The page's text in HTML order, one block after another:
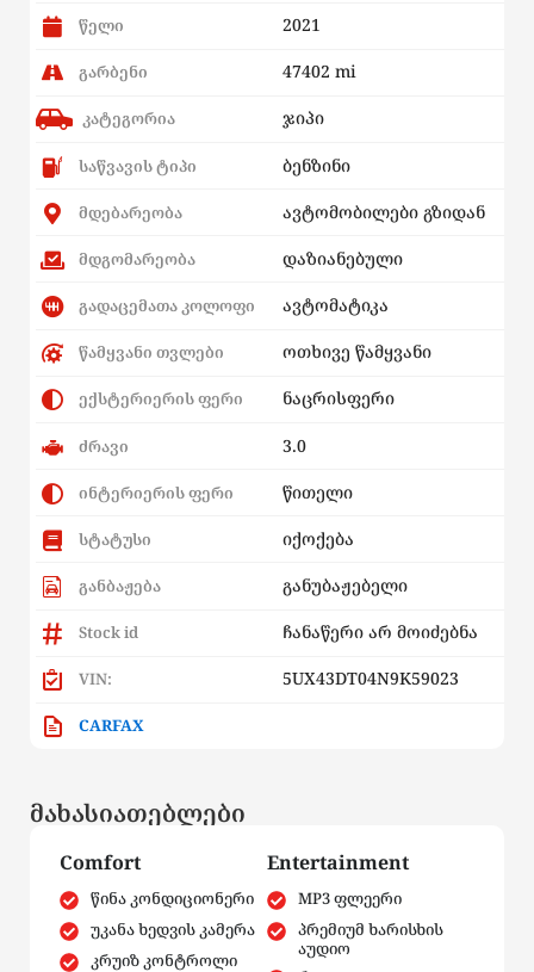
წელი 2021
გარბენი 47402 mi
კატეგორია ჯიპი
საწვავის ტიპი ბენზინი
მდებარეობა ავტომობილები გზიდან
მდგომარეობა დაზიანებული
გადაცემათა კოლოფი ავტომატიკა
წამყვანი თვლები ოთხივე წამყვანი
ექსტერიერის ფერი ნაცრისფერი
ძრავი 3.0
ინტერიერის ფერი წითელი
სტატუსი იქოქება
განბაჟება განუბაჟებელი
Stock id ჩანაწერი არ მოიძებნა
VIN: 5UX43DT04N9K59023
CARFAX
მახასიათებლები
Comfort
წინა კონდიციონერი
უკანა ხედვის კამერა
კრუიზ კონტროლი
Entertainment
MP3 ფლეერი
პრემიუმ ხარისხის
აუდიო